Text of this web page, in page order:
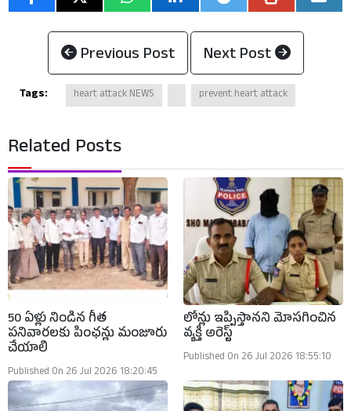
Previous Post Next Post
Tags: heart attack NEWS prevent heart attack
Related Posts
50 ఏళ్లు నిండిన గీత
పనివారలకు పింఛన్లు మంజూరు
చేయాలి
Published On 26 Jul 2026 18:20:45
లోన్లు ఇప్పిస్తానని మోసగించిన
వ్యక్తి అరెస్ట్
Published On 26 Jul 2026 18:55:10